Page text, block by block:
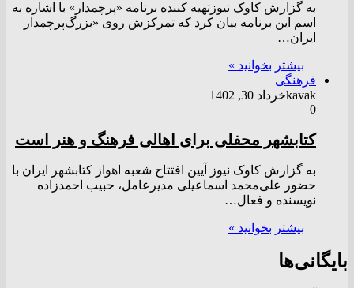
به گزارش کاوک نیوزتهیه کننده برنامه «پرچمدار» با اشاره به
اسم این برنامه بیان کرد که تمرکزش روی «بزرگ‌پرچمدار
ایران…
بیشتر بخوانید »
فرهنگی
kavakخرداد 30, 1402
0
کتابشهر محفلی برای اهالی فرهنگ و هنر است
به گزارش کاوک نیوز آیین افتتاح شعبه اهواز کتابشهر ایران با
حضور علی‌محمد اسماعیلی مدیرعامل، حبیب احمدزاده
نویسنده و فعال…
بیشتر بخوانید »
بایگانی‌ها